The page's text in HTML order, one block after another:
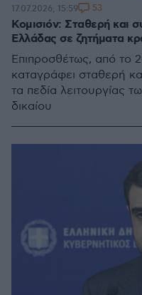
Κομισιόν: Σταθερή και
Ελλάδας σε ζητήματα
Επιπροσθέτως, από το
καταγράφει σταθερή
τα πεδία λειτουργίας
δικαίου
17.07.2026, 15:59 53